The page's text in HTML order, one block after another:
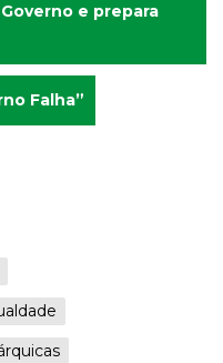
e prepara
Falha”